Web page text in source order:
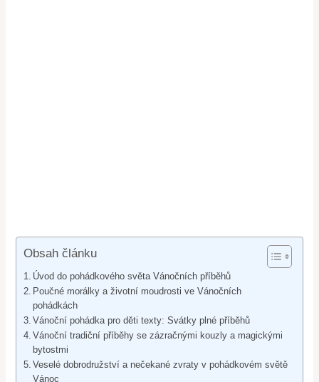
Obsah článku
Úvod ⁢do pohádkového světa Vánočních příběhů
Poučné morálky a životní moudrosti⁤ ve Vánočních
pohádkách
Vánoční pohádka pro ⁣děti texty: Svátky plné příběhů
Vánoční⁢ tradiční příběhy se zázračnými kouzly a magickými
bytostmi
Veselé dobrodružství a nečekané zvraty v pohádkovém světě
Vánoc